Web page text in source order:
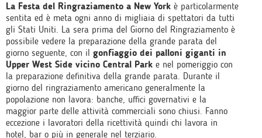
La Festa del Ringraziamento a New York è particolarmente
sentita ed è meta ogni anno di migliaia di spettatori da tutti
gli Stati Uniti. La sera prima del Giorno del Ringraziamento è
possibile vedere la preparazione della grande parata del
giorno seguente, con il gonfiaggio dei palloni giganti in
Upper West Side vicino Central Park e nel pomeriggio con
la preparazione definitiva della grande parata. Durante il
giorno del ringraziamento americano generalmente la
popolazione non lavora: banche, uffici governativi e la
maggior parte delle attività commerciali sono chiusi. Fanno
eccezione i lavoratori della ricettività quindi chi lavora in
hotel, bar o più in generale nel terziario.